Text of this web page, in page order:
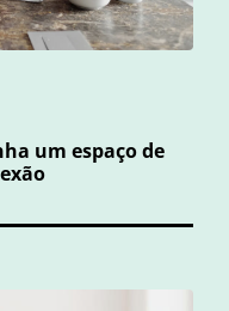
um espaço de